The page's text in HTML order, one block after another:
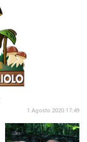
1 Agosto 2020 17:49